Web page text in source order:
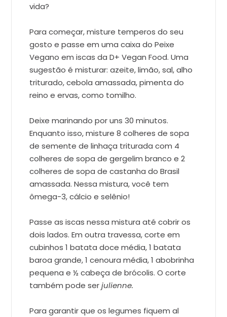
vida?
Para começar, misture temperos do seu
gosto e passe em uma caixa do Peixe
Vegano em iscas da D+ Vegan Food. Uma
sugestão é misturar: azeite, limão, sal, alho
triturado, cebola amassada, pimenta do
reino e ervas, como tomilho.
Deixe marinando por uns 30 minutos.
Enquanto isso, misture 8 colheres de sopa
de semente de linhaça triturada com 4
colheres de sopa de gergelim branco e 2
colheres de sopa de castanha do Brasil
amassada. Nessa mistura, você tem
ômega-3, cálcio e selênio!
Passe as iscas nessa mistura até cobrir os
dois lados. Em outra travessa, corte em
cubinhos 1 batata doce média, 1 batata
baroa grande, 1 cenoura média, 1 abobrinha
pequena e ½ cabeça de brócolis. O corte
também pode serjulienne.
Para garantir que os legumes fiquem al